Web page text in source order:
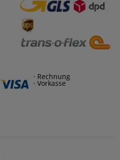
· Rechnung
· Vorkasse
· Rechnung
· Vorkasse